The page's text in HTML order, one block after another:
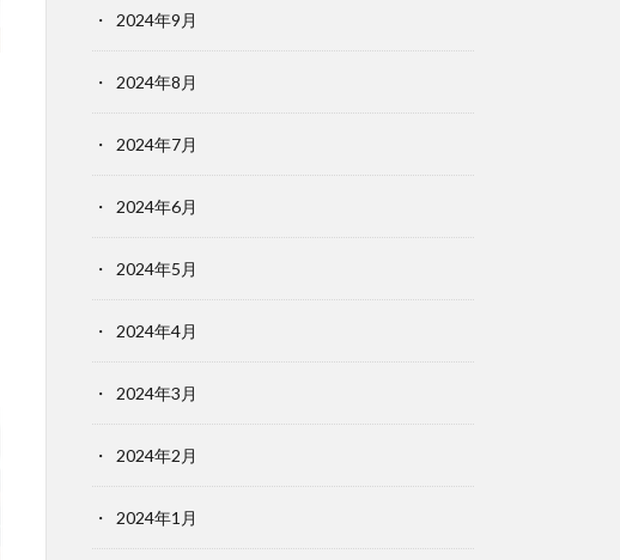
2024年9月
2024年8月
2024年7月
2024年6月
2024年5月
2024年4月
2024年3月
2024年2月
2024年1月